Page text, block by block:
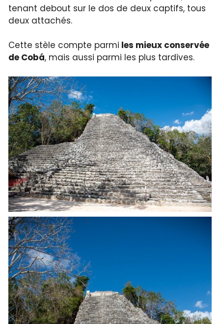
tenant debout sur le dos de deux captifs, tous
deux attachés.
Cette stèle compte parmi les mieux conservée
de Cobá, mais aussi parmi les plus tardives.